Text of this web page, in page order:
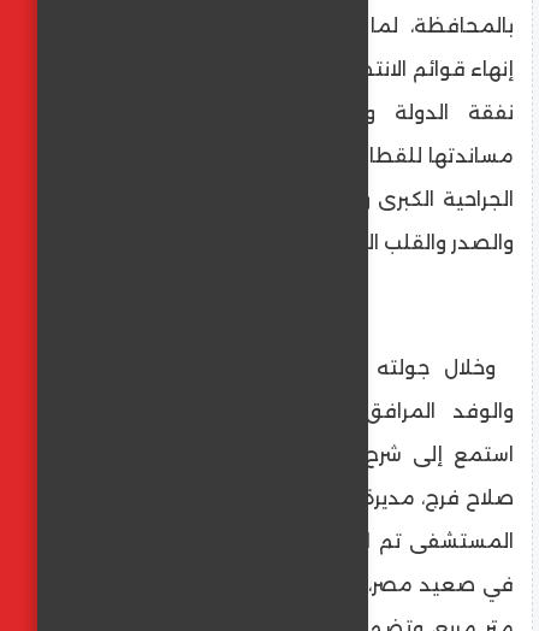
بالمحافظة، لما تقوم به من دور فعّال في
إنهاء قوائم الانتظار، وتقديم خدمات العلاج على
نفقة الدولة والتأمين الصحي، فضلًا عن
مساندتها للقطاع الحكومي في إجراء العمليات
الجراحية الكبرى والدقيقة، ومنها جراحات القلب
والصدر والقلب المفتوح.
وخلال جولته بالمستشفى، تفقد المحافظ
والوفد المرافق له مختلف الأقسام، حيث
استمع إلى شرح تفصيلي من الدكتورة مريم
صلاح فرج، مديرة المستشفى، أوضحت خلاله أن